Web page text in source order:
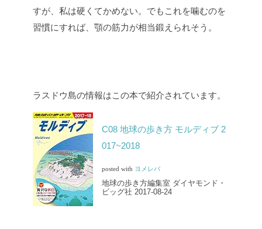
すが、私は硬くてかめない。でもこれを噛むのを
習慣にすれば、顎の筋力が相当鍛えられそう。
ラスドウ島の情報はこの本で紹介されています。
C08 地球の歩き方 モルディブ 2
017~2018
posted with ヨメレバ
地球の歩き方編集室 ダイヤモンド・
ビッグ社 2017-08-24